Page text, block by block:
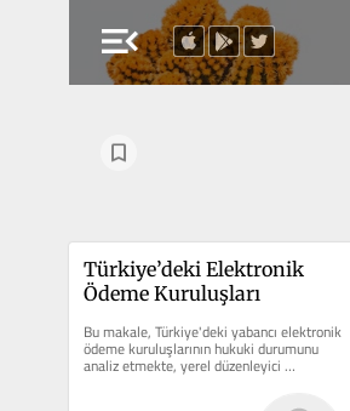
menu_open
Türkiye’deki Elektronik
Ödeme Kuruluşları
Bu makale, Türkiye'deki yabancı elektronik
ödeme kuruluşlarının hukuki durumunu
analiz etmekte, yerel düzenleyici
mimarileri küresel...